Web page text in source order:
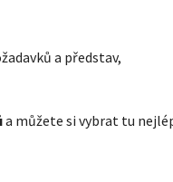
a představ,
a můžete si vybrat tu